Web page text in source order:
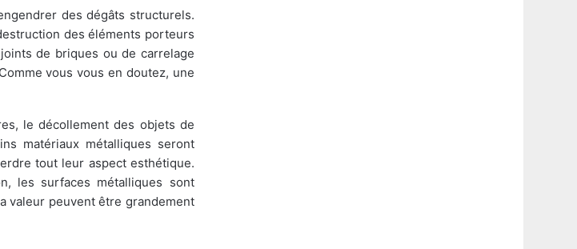
des dégâts structurels.
des éléments porteurs
de briques ou de carrelage
vous vous en doutez, une
le décollement des objets de
matériaux métalliques seront
tout leur aspect esthétique.
les surfaces métalliques sont
valeur peuvent être grandement